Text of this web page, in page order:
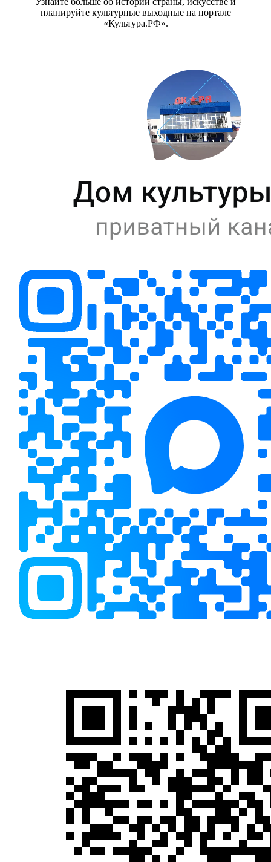
планируйте культурные выходные на портале
«Культура.РФ».